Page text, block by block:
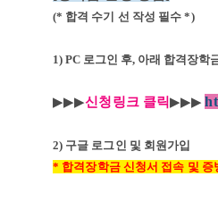
(* 합격 수기 선 작성 필수 *)
1) PC 로그인 후, 아래 합격장학
▶▶▶신청링크 클릭▶▶▶
2) 구글 로그인 및 회원가입
* 합격장학금 신청서 접속 및